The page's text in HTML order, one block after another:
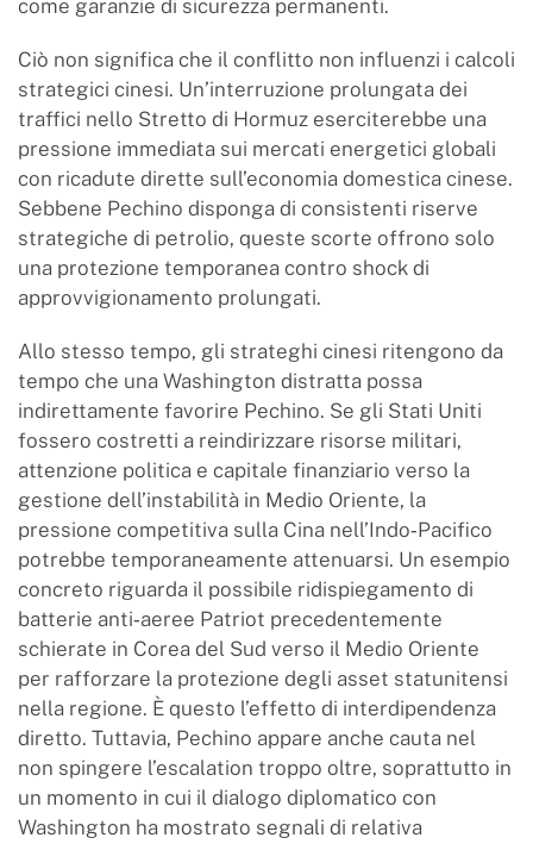
come garanzie di sicurezza permanenti.
Ciò non significa che il conflitto non influenzi i calcoli
strategici cinesi. Un’interruzione prolungata dei
traffici nello Stretto di Hormuz eserciterebbe una
pressione immediata sui mercati energetici globali
con ricadute dirette sull’economia domestica cinese.
Sebbene Pechino disponga di consistenti riserve
strategiche di petrolio, queste scorte offrono solo
una protezione temporanea contro shock di
approvvigionamento prolungati.
Allo stesso tempo, gli strateghi cinesi ritengono da
tempo che una Washington distratta possa
indirettamente favorire Pechino. Se gli Stati Uniti
fossero costretti a reindirizzare risorse militari,
attenzione politica e capitale finanziario verso la
gestione dell’instabilità in Medio Oriente, la
pressione competitiva sulla Cina nell’Indo‑Pacifico
potrebbe temporaneamente attenuarsi. Un esempio
concreto riguarda il possibile ridispiegamento di
batterie anti‑aeree Patriot precedentemente
schierate in Corea del Sud verso il Medio Oriente
per rafforzare la protezione degli asset statunitensi
nella regione. È questo l’effetto di interdipendenza
diretto. Tuttavia, Pechino appare anche cauta nel
non spingere l’escalation troppo oltre, soprattutto in
un momento in cui il dialogo diplomatico con
Washington ha mostrato segnali di relativa